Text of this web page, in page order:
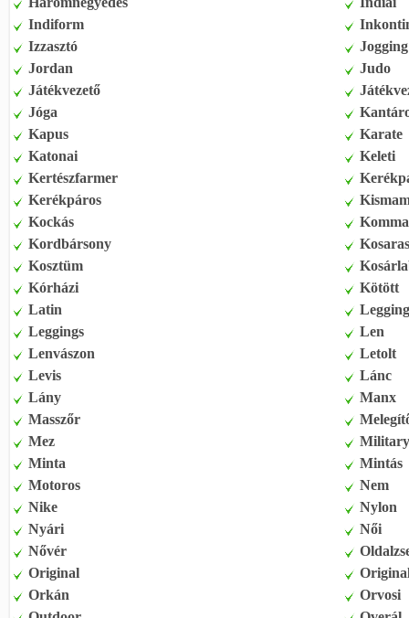
Indiform
Izzasztó
Jogging
Jordan
Judo
Játékvezető
Jóga
Kapus
Karate
Katonai
Keleti
Kertészfarmer
Kerékpáros
Kockás
Kordbársony
Kosaras
Kosztüm
Kórházi
Kötött
Latin
Legging
Leggings
Len
Lenvászon
Letolt
Levis
Lánc
Lány
Manx
Masszőr
Mez
Military
Minta
Mintás
Motoros
Nem
Nike
Nylon
Nyári
Női
Nővér
Original
Orkán
Orvosi